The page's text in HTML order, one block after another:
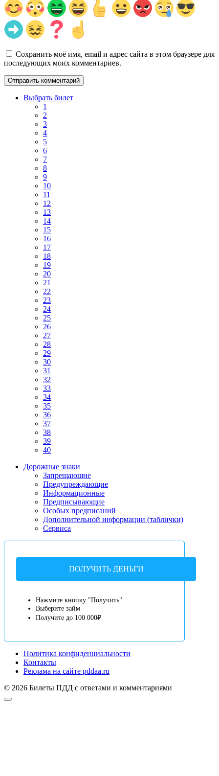
Сохранить моё имя, email и адрес сайта в этом браузере для
последующих моих комментариев.
Выбрать билет
1
2
3
4
5
6
7
8
9
10
11
12
13
14
15
16
17
18
19
20
21
22
23
24
25
26
27
28
29
30
31
32
33
34
35
36
37
38
39
40
Дорожные знаки
Запрещающие
Предупреждающие
Информационные
Предписывающие
Особых предписаний
Дополнительной информации (таблички)
Сервиса
ПОЛУЧИТЬ ДЕНЬГИ
Нажмите кнопку "Получить"
Выберите займ
Получите до 100 000₽
Политика конфиденциальности
Контакты
Реклама на сайте pddaa.ru
© 2026 Билеты ПДД с ответами и комментариями